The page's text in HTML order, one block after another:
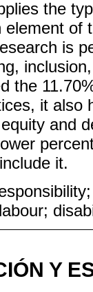
the
of
is
the
it also
and
it.
Y